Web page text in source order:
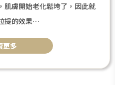
肌膚開始老化鬆垮了，因此就
提的效果
波拉提」，是利用超音波產生
筋膜層緊緻收縮，產生拉提的
更多